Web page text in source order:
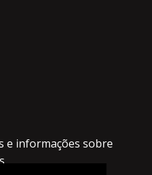
e informações sobre